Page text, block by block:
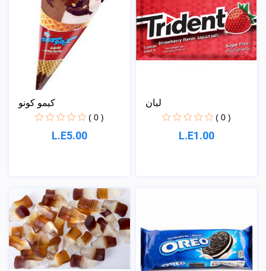
كيمو كونو
( 0 )
L.E5.00
لبان
( 0 )
L.E1.00